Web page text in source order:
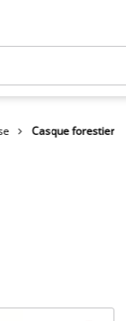
Casque forestier